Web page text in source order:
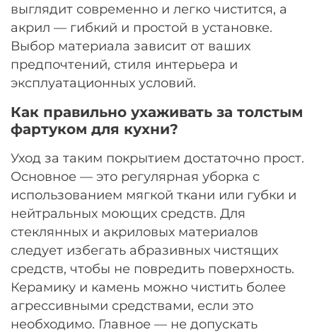
выглядит современно и легко чистится, а
акрил — гибкий и простой в установке.
Выбор материала зависит от ваших
предпочтений, стиля интерьера и
эксплуатационных условий.
Как правильно ухаживать за толстым
фартуком для кухни?
Уход за таким покрытием достаточно прост.
Основное — это регулярная уборка с
использованием мягкой ткани или губки и
нейтральных моющих средств. Для
стеклянных и акриловых материалов
следует избегать абразивных чистящих
средств, чтобы не повредить поверхность.
Керамику и камень можно чистить более
агрессивными средствами, если это
необходимо. Главное — не допускать